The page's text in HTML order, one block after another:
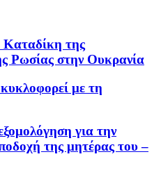
Καταδίκη της
Ρωσίας στην Ουκρανία
με τη
για την
της μητέρας του –